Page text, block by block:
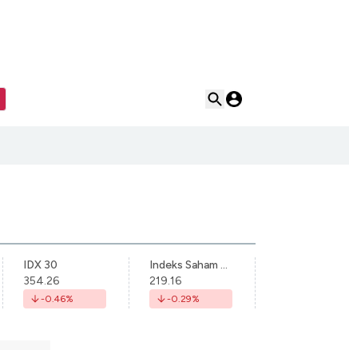
IDX 30
354.26
-0.46%
Indeks Saham Syariah Indonesia
219.16
-0.29%